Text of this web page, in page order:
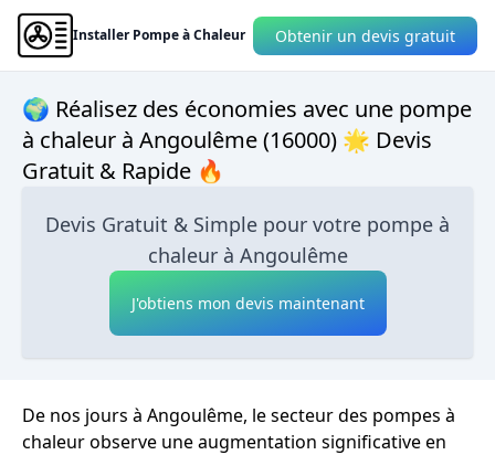
Installer Pompe à Chaleur Obtenir un devis gratuit
🌍 Réalisez des économies avec une pompe
à chaleur à Angoulême (16000) 🌟 Devis
Gratuit & Rapide 🔥
Devis Gratuit & Simple pour votre pompe à
chaleur à Angoulême
J'obtiens mon devis maintenant
De nos jours à Angoulême, le secteur des pompes à
chaleur observe une augmentation significative en